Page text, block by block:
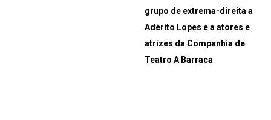
grupo de extrema-direita a
Adérito Lopes e a atores e
atrizes da Companhia de
Teatro A Barraca